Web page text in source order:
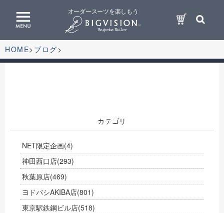
オーダースーツを楽しもう
HOME ブログ
カテゴリ
NET限定企画(4)
神田西口店(293)
秋葉原店(469)
ヨドバシAKIBA店(801)
東京駅鉄鋼ビル店(518)